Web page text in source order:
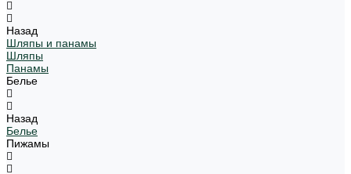
Назад
Шляпы и панамы
Шляпы
Панамы
Белье
Назад
Белье
Пижамы